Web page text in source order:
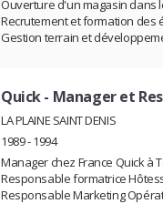
Ouverture d'un magasin dans
Recrutement et formation des
Gestion terrain et
Quick- Manager et
LA PLAINE SAINT DENIS
1989 - 1994
Manager chez France Quick à
Responsable formatrice
Responsable Marketing